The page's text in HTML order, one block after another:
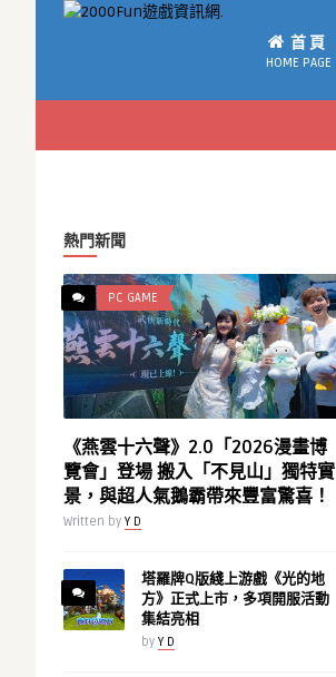
首 頁
HOME PAGE
熱門新聞
PC GAME
《燕雲十六聲》2.0「2026漫畫博
覽會」登場 搬入「不見山」獨特實
景，與超人氣鵝霸帶來豐富驚喜！
Written by Y D
塔羅牌Q版綫上游戲《光的地
方》正式上市，多項開服活動
集結亮相
by Y D